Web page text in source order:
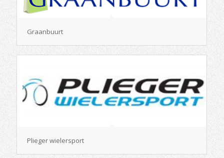
Graanbuurt
Plieger wielersport